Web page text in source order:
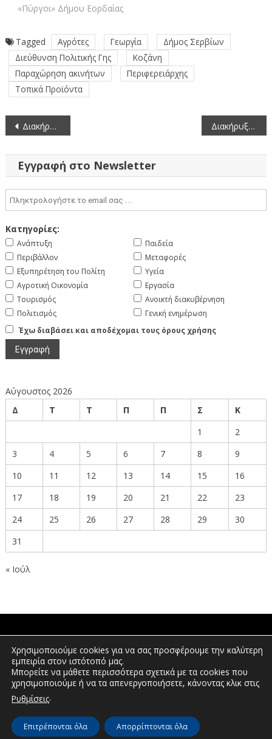
«Πύργοι» Δήμου Εορδαίας
Tagged Αγρότες Γεωργία
Δήμος Σερβίων
Διεύθυνση Πολιτικής Γης
Κοζάνη
Παραχώρηση ακινήτων
Περιφερειάρχης
Τοπικά Προϊόντα
Πλοήγηση
άρθρων
Διακήρυξη δημοπρασίας για την παραχώρηση κατά χρήση ακινήτου συνολικής έκτασης 9.750 τμ στο αγρόκτημα Βαθύλακκος Δήμου Σερβίων Ν. Κοζάνης, για καλλιέργεια σιτηρών Διακήρυξη δημοπρασίας για την παραχώρηση κατά χρήση ακινήτου συνολικής έκτασης 830 τμ στο αγρόκτημα Πολύμυλος Δήμου Κοζάνης Ν. Κοζάνης, για δένδρα – αμυγδαλιές
Εγγραφή στο Newsletter
Κατηγορίες:
Ανάπτυξη
Περιβάλλον
Εξυπηρέτηση του Πολίτη
Αγροτική Οικονομία
Τουρισμός
Πολιτισμός
Παιδεία
Μεταφορές
Υγεία
Εργασία
Ανοικτή διακυβέρνηση
Γενική ενημέρωση
Έχω διαβάσει και αποδέχομαι τους όρους χρήσης
Αύγουστος 2026
Δ
Τ Τ Π Π Σ
Κ
1
2
3
4 5 6 7 8
9
10
11 12 13 14 15
16
17
18 19 20 21 22
23
24
25 26 27 28 29
30
31
« Ιούλ
ΠΟΛΙΤΕΣ
ΕΠΕΝΔΥΤΕΣ
© Διεύθυνση Διαφάνειας & Ηλεκτρονικής Διακυβέρνησης | Περιφέρεια
Χρησιμοποιούμε cookies για να σας προσφέρουμε την καλύτερη
εμπειρία στον ιστότοπό μας.
Μπορείτε να μάθετε περισσότερα σχετικά με τα cookies που
χρησιμοποιούμε ή να τα απενεργοποιήσετε, κάνοντας κλικ στις
Ρυθμίσεις.
Επιτρέπονται όλα Απορρίπτονται όλα